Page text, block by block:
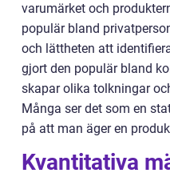
varumärket och
populär bland
och lättheten att
gjort den populär bland
skapar olika tolkningar
Många ser det som en
på att man äger en
Kvantitativa